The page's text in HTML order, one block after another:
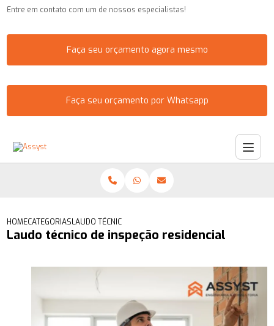
Entre em contato com um de nossos especialistas!
Faça seu orçamento agora mesmo
Faça seu orçamento por Whatsapp
HOMECATEGORIASLAUDO TÉCNICO DE INSPEÇÃO RESIDENCIAL
Laudo técnico de inspeção residencial